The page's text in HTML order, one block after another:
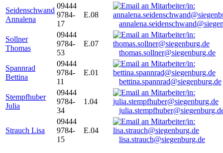
Seidenschwand
Annalena
09444
9784-
17
E.08
Sollner
Thomas
09444
9784-
53
E.07
thomas.sollner@siegenburg.de
Spannrad
Bettina
09444
9784-
11
E.01
bettina.spannrad@siegenburg.de
Stempfhuber
Julia
09444
9784-
34
1.04
Strauch Lisa
09444
9784-
15
E.04
lisa.strauch@siegenburg.de